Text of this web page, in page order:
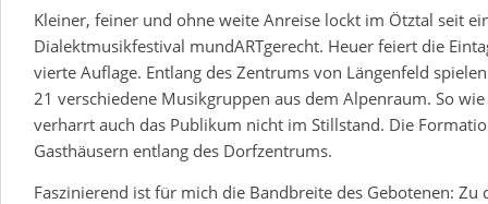
Kleiner, feiner und ohne weite Anreise lockt im Ötztal seit
Dialektmusikfestival mundARTgerecht. Heuer feiert die
vierte Auflage. Entlang des Zentrums von Längenfeld
21 verschiedene Musikgruppen aus dem Alpenraum. So
verharrt auch das Publikum nicht im Stillstand. Die
Gasthäusern entlang des Dorfzentrums.
Faszinierend ist für mich die Bandbreite des Gebotenen: Zu